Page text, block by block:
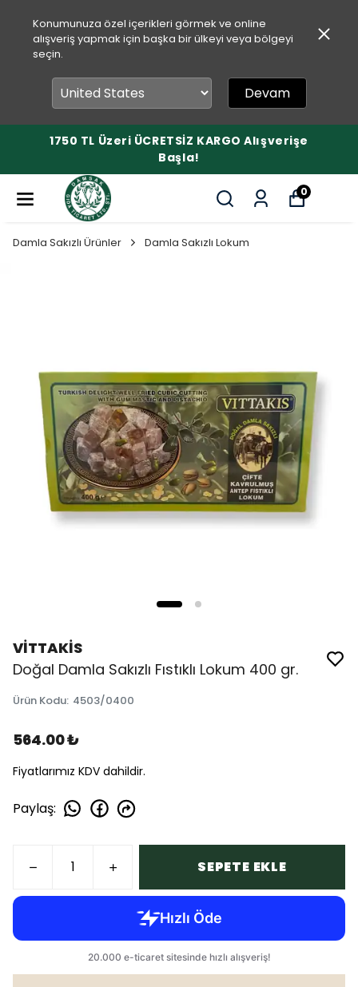
Konumunuza özel içerikleri görmek ve online
alışveriş yapmak için başka bir ülkeyi veya bölgeyi
seçin.
Devam
1750 TL Üzeri ÜCRETSİZ KARGO Alışverişe
Başla!
0
Damla Sakızlı Ürünler Damla Sakızlı Lokum
VİTTAKİS
Doğal Damla Sakızlı Fıstıklı Lokum 400 gr.
Ürün Kodu: 4503/0400
564.00 ₺
Fiyatlarımız KDV dahildir.
Paylaş:
SEPETE EKLE